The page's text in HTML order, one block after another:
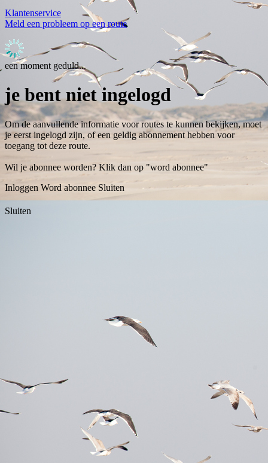
Klantenservice
Meld een probleem op een route
een moment geduld...
je bent niet ingelogd
Om de aanvullende informatie voor routes te kunnen bekijken, moet
je eerst ingelogd zijn, of een geldig abonnement hebben voor
toegang tot deze route.
Wil je abonnee worden? Klik dan op "word abonnee"
Inloggen Word abonnee Sluiten
Sluiten